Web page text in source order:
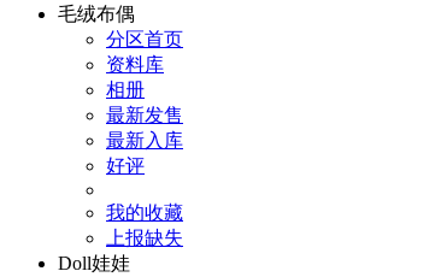
毛绒布偶
分区首页
资料库
相册
最新发售
最新入库
好评
我的收藏
上报缺失
Doll娃娃